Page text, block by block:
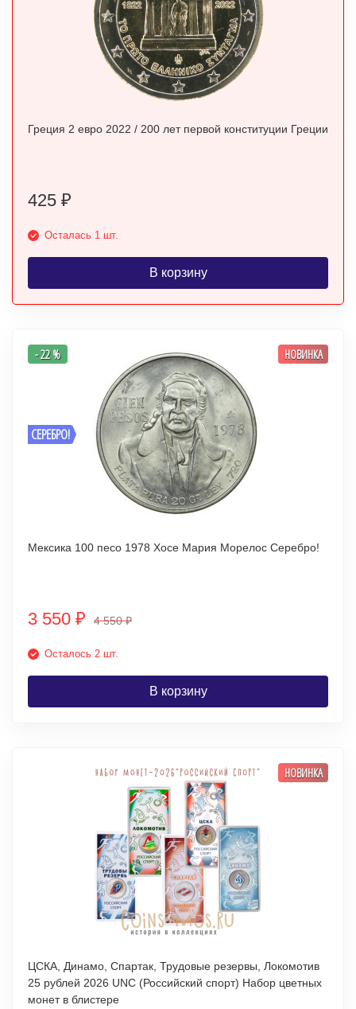
Греция 2 евро 2022 / 200 лет первой конституции Греции
425 ₽
Осталась 1 шт.
В корзину
СЕРЕБРО!
- 22 % НОВИНКА
Мексика 100 песо 1978 Хосе Мария Морелос Серебро!
3 550 ₽ 4 550₽
Осталось 2 шт.
В корзину
НОВИНКА
ЦСКА, Динамо, Спартак, Трудовые резервы, Локомотив
25 рублей 2026 UNC (Российский спорт) Набор цветных
монет в блистере